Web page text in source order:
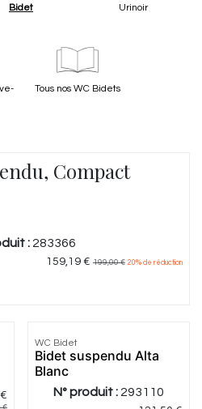
Bidet Urinoir
Tous nos WC Bidets
Compact
: 283366
159,19€ 199,00€ 20% de réduction
€
WC Bidet
Bidet suspendu Alta
Blanc
N° produit : 293110